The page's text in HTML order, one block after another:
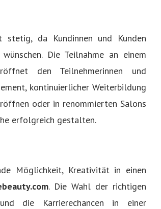
stetig, da Kundinnen und Kunden
Die Teilnahme an einem
den Teilnehmerinnen und
kontinuierlicher Weiterbildung
oder in renommierten Salons
erfolgreich gestalten.
Möglichkeit, Kreativität in einen
. Die Wahl der richtigen
die Karrierechancen in einer